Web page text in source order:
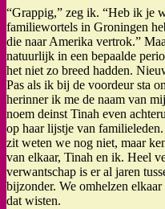
“Grappig,” zeg ik. “Heb ik je
familiewortels in Groningen
die naar Amerika vertrok.”
natuurlijk in een bepaalde
het niet zo breed hadden.
Pas als ik bij de voordeur sta
herinner ik me de naam van
noem deinst Tinah even
op haar lijstje van
zit weten we nog niet, maar
van elkaar, Tinah en ik. Heel
verwantschap is er al jaren
bijzonder. We omhelzen
dat wisten.